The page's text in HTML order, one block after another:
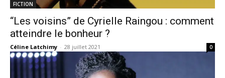
FICTION
“Les voisins” de Cyrielle Raingou : comment
atteindre le bonheur ?
Céline Latchimy - 28 juillet 2021 0